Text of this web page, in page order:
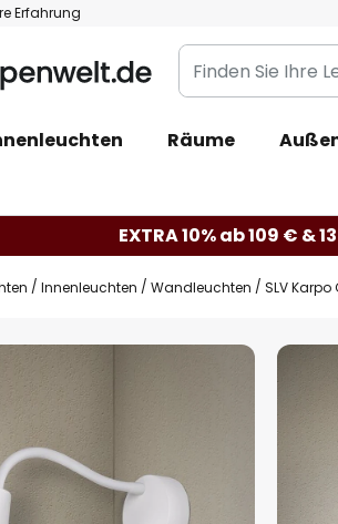
Erfahrung
Finden
Sie
Leuchte...
Räume
EXTRA 10% ab 109 € &
Innenleuchten Wandleuchten SLV